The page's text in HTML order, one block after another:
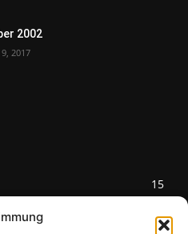
2002
2017
15